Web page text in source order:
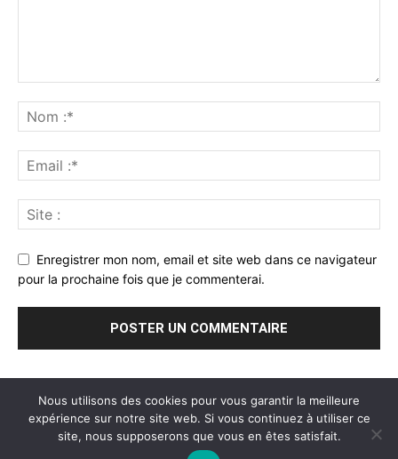
Enregistrer mon nom, email et site web dans ce navigateur
pour la prochaine fois que je commenterai.
A propos Mentions légales Blog Contact
Nous utilisons des cookies pour vous garantir la meilleure
expérience sur notre site web. Si vous continuez à utiliser ce
site, nous supposerons que vous en êtes satisfait.